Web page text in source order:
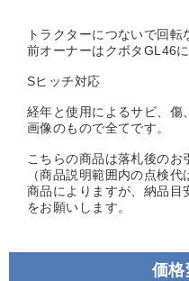
トラクターにつないで回転
前オーナーはクボタGL46
Sヒッチ対応
経年と使用によるサビ、傷
画像のもので全てです。
こちらの商品は落札後の
（商品説明範囲内の点検代
商品によりますが、納品目
をお願いします。
価格